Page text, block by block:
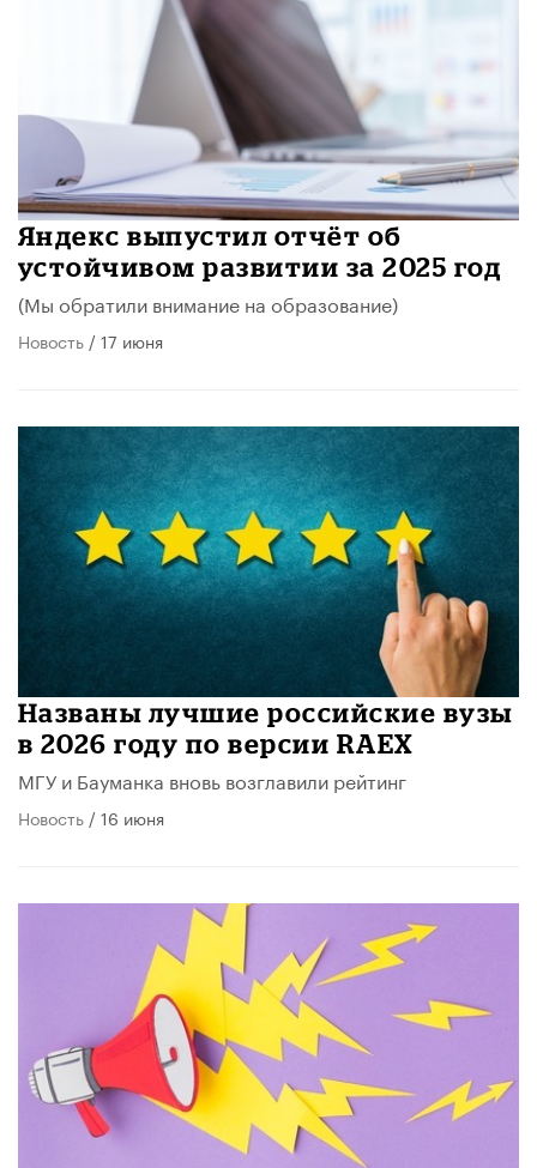
​Яндекс выпустил отчёт об
устойчивом развитии за 2025 год
(Мы обратили внимание на образование)
Новость / 17 июня
Названы лучшие российские вузы
в 2026 году по версии RAEX
МГУ и Бауманка вновь возглавили рейтинг
Новость / 16 июня